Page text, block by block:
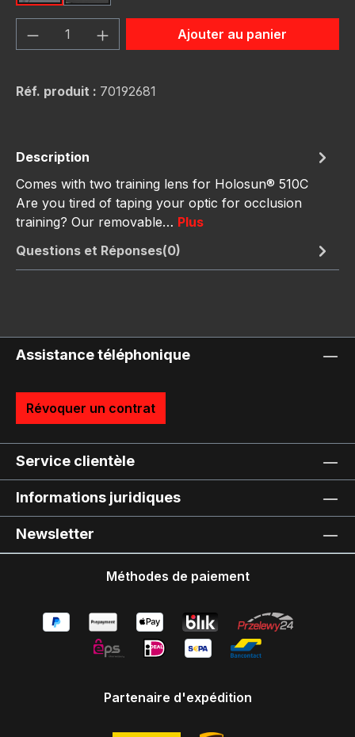
Quantité de produit : Entrez la
Ajouter au panier
Réf. produit : 70192681
Description
Comes with two training lens for Holosun® 510C
Are you tired of taping your optic for occlusion
training? Our removable… Plus
Questions et Réponses(0)
Assistance téléphonique
Révoquer un contrat
Service clientèle
Informations juridiques
Newsletter
Méthodes de paiement
Partenaire d'expédition